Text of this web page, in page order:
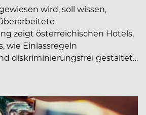
wird, soll wissen,
zeigt österreichischen Hotels,
wie Einlassregeln
diskriminierungsfrei gestaltet…